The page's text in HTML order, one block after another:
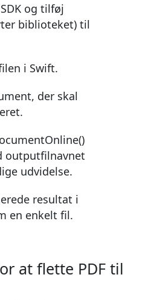
og tilføj
biblioteket) til
i Swift.
der skal
outputfilnavnet
udvidelse.
resultat i
en enkelt fil.
at flette PDF til